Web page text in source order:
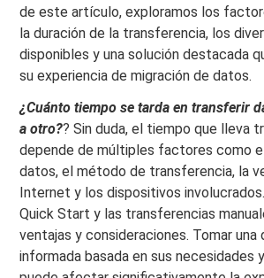
de este artículo, exploramos los
la duración de la transferencia, los
disponibles y una solución destacada
su experiencia de migración de datos.
¿Cuánto tiempo se tarda en transferir
a otro?? Sin duda, el tiempo que lleva
depende de múltiples factores como
datos, el método de transferencia, la
Internet y los dispositivos
Quick Start y las transferencias
ventajas y consideraciones. Tomar una
informada basada en sus necesidades